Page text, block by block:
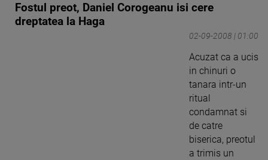
Fostul preot, Daniel Corogeanu isi cere
dreptatea la Haga
02-09-2008 | 01:00
Acuzat ca a ucis
in chinuri o
tanara intr-un
ritual
condamnat si
de catre
biserica, preotul
a trimis un